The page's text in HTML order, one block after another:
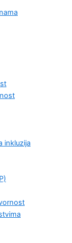
inkluzija